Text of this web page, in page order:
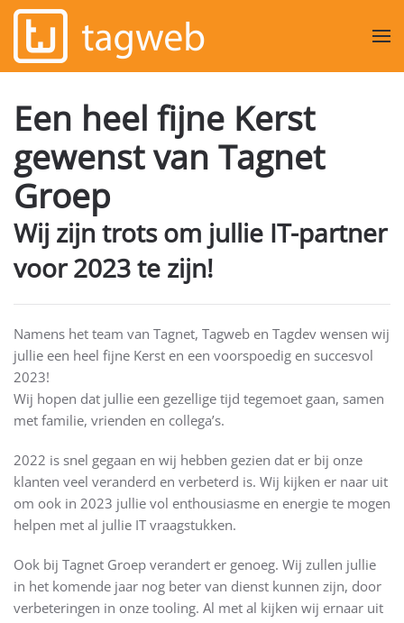
Overslaan en naar de inhoud gaan
Een heel fijne Kerst
gewenst van Tagnet
Groep
Wij zijn trots om jullie IT-partner
voor 2023 te zijn!
Namens het team van Tagnet, Tagweb en Tagdev wensen wij
jullie een heel fijne Kerst en een voorspoedig en succesvol
2023!
Wij hopen dat jullie een gezellige tijd tegemoet gaan, samen
met familie, vrienden en collega’s.
2022 is snel gegaan en wij hebben gezien dat er bij onze
klanten veel veranderd en verbeterd is. Wij kijken er naar uit
om ook in 2023 jullie vol enthousiasme en energie te mogen
helpen met al jullie IT vraagstukken.
Ook bij Tagnet Groep verandert er genoeg. Wij zullen jullie
in het komende jaar nog beter van dienst kunnen zijn, door
verbeteringen in onze tooling. Al met al kijken wij ernaar uit